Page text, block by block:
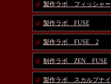
製作ラボ フィッシャー
製作ラボ FUSE
製作ラボ FUSE 2
制作ラボ ZEN FUSE
製作ラボ スカルプナイ